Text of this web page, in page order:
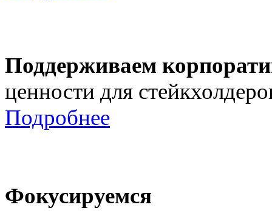
Поддерживаем
ценности для
Подробнее
Фокусируемся